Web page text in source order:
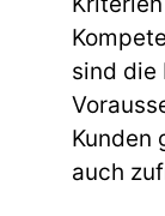
sind die
Kunden
auch